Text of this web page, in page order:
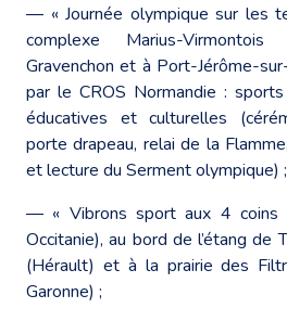
― « Journée olympique sur les
complexe Marius-
Gravenchon et à Port-Jérôme-
par le CROS Normandie :
éducatives et culturelles
porte drapeau, relai de la
et lecture du Serment olympique) ;
― « Vibrons sport aux 4 coins
Occitanie), au bord de l’étang de
(Hérault) et à la prairie des
Garonne) ;